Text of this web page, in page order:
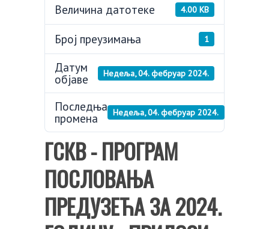
Величина датотеке 4.00 KB
Број преузимања 1
Датум
објаве
Недеља, 04. фебруар 2024.
Последња
промена
Недеља, 04. фебруар 2024.
ГСКВ - ПРОГРАМ
ПОСЛОВАЊА
ПРЕДУЗЕЋА ЗА 2024.